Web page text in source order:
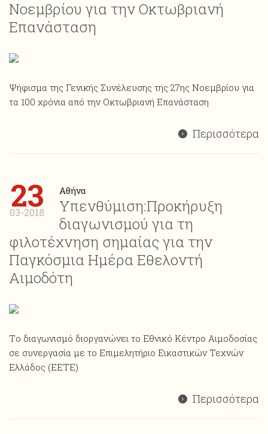
Νοεμβρίου για την Οκτωβριανή
Επανάσταση
Ψήφισμα της Γενικής Συνέλευσης της 27ης Νοεμβρίου για
τα 100 χρόνια από την Οκτωβριανή Επανάσταση
Περισσότερα
23
03-2018
Αθήνα
Υπενθύμιση:Προκήρυξη
διαγωνισμού για τη
φιλοτέχνηση σημαίας για την
Παγκόσμια Ημέρα Εθελοντή
Αιμοδότη
Tο διαγωνισμό διοργανώνει το Εθνικό Κέντρο Αιμοδοσίας
σε συνεργασία με το Επιμελητήριο Εικαστικών Τεχνών
Ελλάδος (EETE)
Περισσότερα